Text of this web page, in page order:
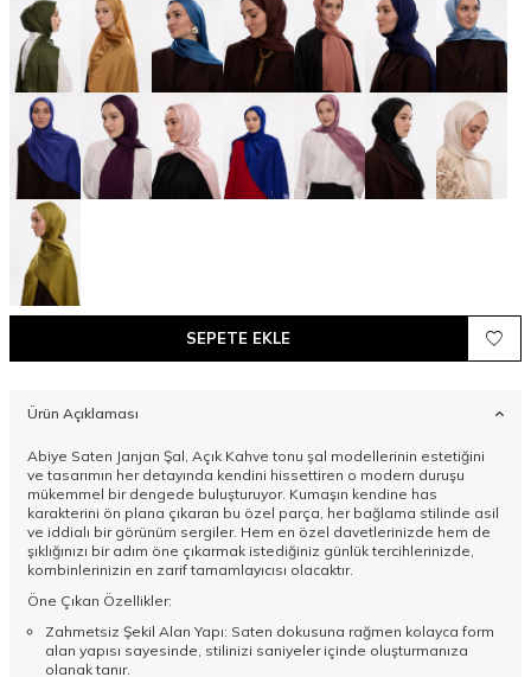
SEPETE EKLE
Ürün Açıklaması
Abiye Saten Janjan Şal, Açık Kahve tonu şal modellerinin estetiğini
ve tasarımın her detayında kendini hissettiren o modern duruşu
mükemmel bir dengede buluşturuyor. Kumaşın kendine has
karakterini ön plana çıkaran bu özel parça, her bağlama stilinde asil
ve iddialı bir görünüm sergiler. Hem en özel davetlerinizde hem de
şıklığınızı bir adım öne çıkarmak istediğiniz günlük tercihlerinizde,
kombinlerinizin en zarif tamamlayıcısı olacaktır.
Öne Çıkan Özellikler:
Zahmetsiz Şekil Alan Yapı: Saten dokusuna rağmen kolayca form
alan yapısı sayesinde, stilinizi saniyeler içinde oluşturmanıza
olanak tanır.